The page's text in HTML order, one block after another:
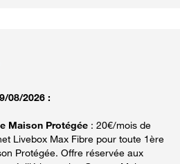
08/2026 :
Maison Protégée : 20€/mois de
Livebox Max Fibre pour toute 1ère
Protégée. Offre réservée aux